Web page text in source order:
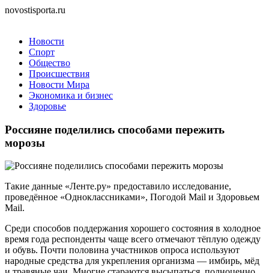
novostisporta.ru
Новости
Спорт
Общество
Происшествия
Новости Мира
Экономика и бизнес
Здоровье
Россияне поделились способами пережить
морозы
Такие данные «Ленте.ру» предоставило исследование,
проведённое «Одноклассниками», Погодой Mail и Здоровьем
Mail.
Среди способов поддержания хорошего состояния в холодное
время года респонденты чаще всего отмечают тёплую одежду
и обувь. Почти половина участников опроса используют
народные средства для укрепления организма — имбирь, мёд